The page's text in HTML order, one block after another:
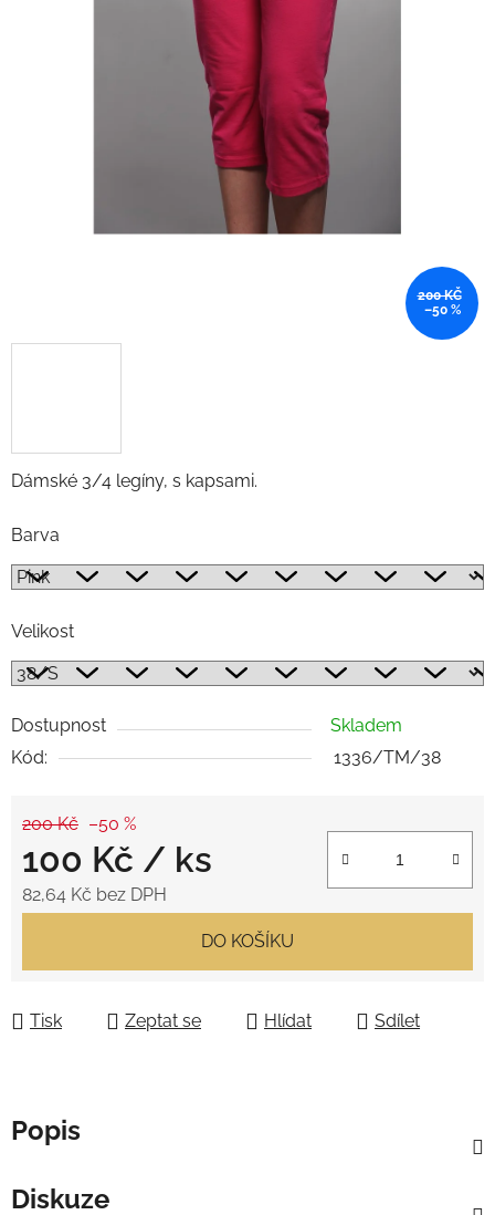
Dámské 3/4 legíny, s kapsami.
Barva
Velikost
Dostupnost
Skladem
Kód:
1336/TM/38
200 Kč –50 %
100 Kč / ks
82,64 Kč bez DPH
DO KOŠÍKU
Tisk Zeptat se Hlídat Sdílet
200 KČ
–50 %
Popis
Diskuze